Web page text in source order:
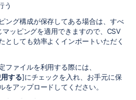
う
ング構成が保存してある場合は、すべ
ッピングを適用できますので、CSV
としても効率よくインポートいただく
ファイルを利用する際には、
する]にチェックを入れ、お手元に保
をアップロードしてください。